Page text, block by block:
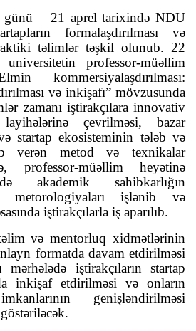
günü – 21 aprel tarixində NDU
formalaşdırılması və
təlimlər təşkil olunub. 22
professor-müəllim
kommersiyalaşdırılması:
və inkişafı” mövzusunda
zamanı iştirakçılara innovativ
çevrilməsi, bazar
startap ekosisteminin tələb və
verən metod və texnikalar
professor-müəllim heyətinə
akademik sahibkarlığın
metorologiyaları işlənib və
iştirakçılarla iş aparılıb.
və mentorluq xidmətlərinin
formatda davam etdirilməsi
iştirakçıların startap
inkişaf etdirilməsi və onların
genişləndirilməsi